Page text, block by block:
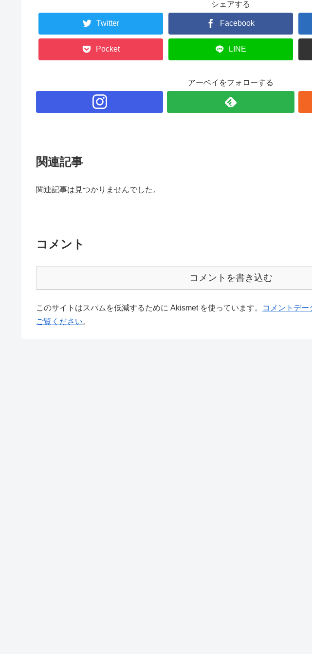
シェアする
Twitter Facebook
Pocket LINE
アーベイをフォローする
関連記事
関連記事は見つかりませんでした。
コメント
コメントを書き込む
このサイトはスパムを低減するために Akismet を使っています。
コメントデー
ご覧ください。